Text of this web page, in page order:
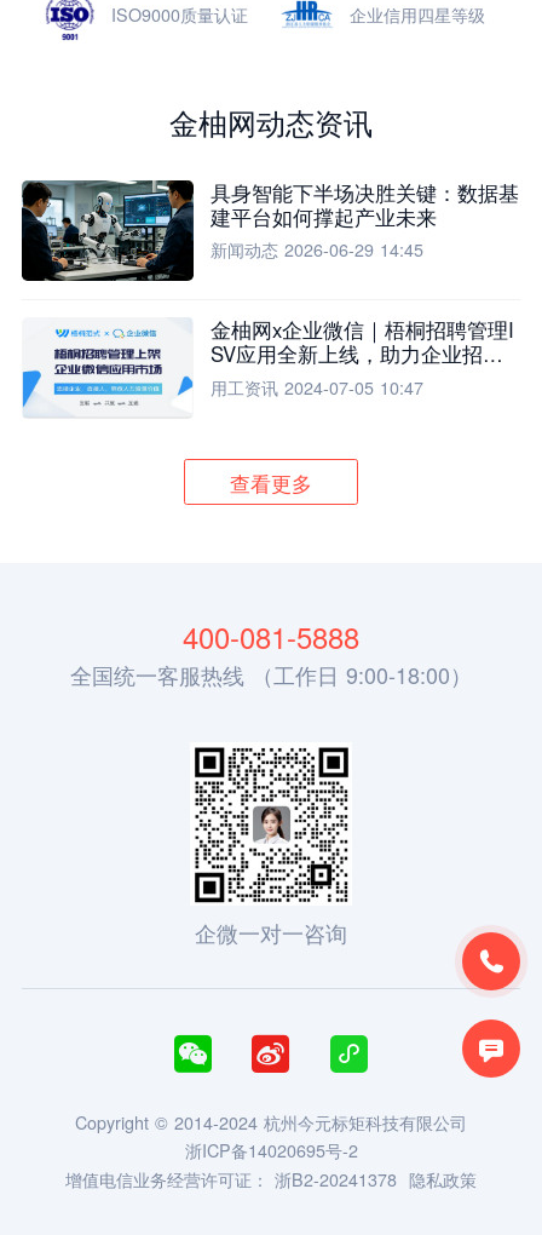
ISO9000质量认证 企业信用四星等级
金柚网动态资讯
具身智能下半场决胜关键：数据基
建平台如何撑起产业未来
新闻动态 2026-06-29 14:45
金柚网x企业微信｜梧桐招聘管理I
SV应用全新上线，助力企业招聘
流程全面升级
用工资讯 2024-07-05 10:47
查看更多


400-081-5888
全国统一客服热线 （工作日 9:00-18:00）
企微一对一咨询
  
Copyright © 2014-2024 杭州今元标矩科技有限公司
浙ICP备14020695号-2
增值电信业务经营许可证： 浙B2-20241378 隐私政策